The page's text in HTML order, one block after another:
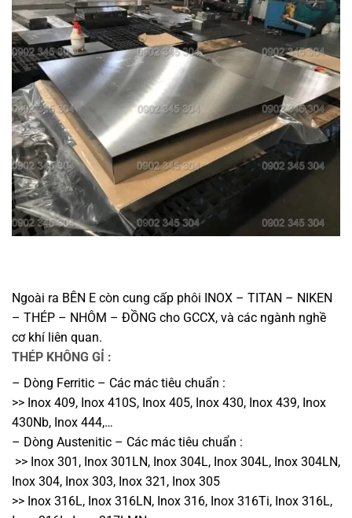
Ngoài ra BÊN E còn cung cấp phôi INOX – TITAN – NIKEN
– THÉP – NHÔM – ĐỒNG cho GCCX, và các ngành nghề
cơ khí liên quan.
THÉP KHÔNG GỈ :
– Dòng Ferritic – Các mác tiêu chuẩn :
>> Inox 409, Inox 410S, Inox 405, Inox 430, Inox 439, Inox
430Nb, Inox 444,…
– Dòng Austenitic – Các mác tiêu chuẩn :
>> Inox 301, Inox 301LN, Inox 304L, Inox 304L, Inox 304LN,
Inox 304, Inox 303, Inox 321, Inox 305
>> Inox 316L, Inox 316LN, Inox 316, Inox 316Ti, Inox 316L,